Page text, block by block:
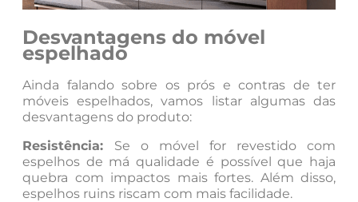
Desvantagens do móvel
espelhado
Ainda falando sobre os prós e contras de ter
móveis espelhados, vamos listar algumas das
desvantagens do produto:
Resistência: Se o móvel for revestido com
espelhos de má qualidade é possível que haja
quebra com impactos mais fortes. Além disso,
espelhos ruins riscam com mais facilidade.